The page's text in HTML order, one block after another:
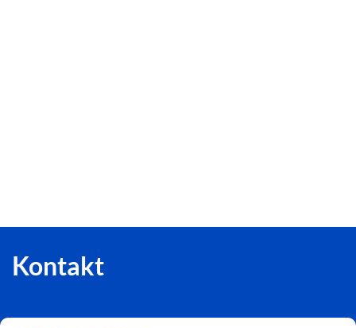
Kontakt